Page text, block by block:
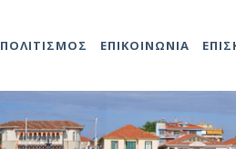
ΠΟΛΙΤΙΣΜΟΣ ΕΠΙΚΟΙΝΩΝΙΑ